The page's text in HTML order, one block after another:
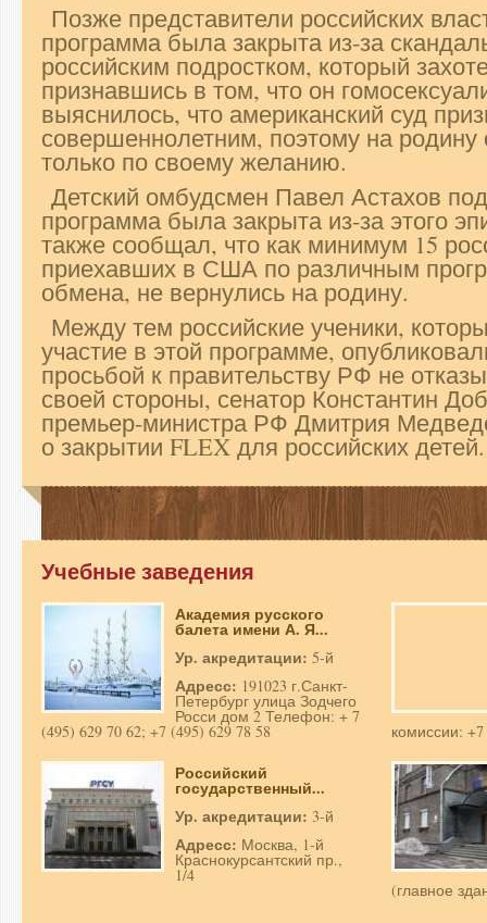
Позже представители российских
программа была закрыта из-за
российским подростком, который
признавшись в том, что он
выяснилось, что американский суд
совершеннолетним, поэтому на родину
только по своему желанию.
Детский омбудсмен Павел Астахов
программа была закрыта из-за этого
также сообщал, что как минимум 15
приехавших в США по различным
обмена, не вернулись на родину.
Между тем российские ученики,
участие в этой программе,
просьбой к правительству РФ не
своей стороны, сенатор Константин
премьер-министра РФ Дмитрия
о закрытии FLEX для российских детей.
Учебные заведения
Академия русского
балета имени А. Я...
Ур. акредитации: 5-й
Адресс: 191023 г.Санкт-
Петербург улица Зодчего
Росси дом 2 Телефон: + 7
(495) 629 70 62; +7 (495) 629 78 58 комиссии:
Российский
государственный...
Ур. акредитации: 3-й
Адресс: Москва, 1-й
Краснокурсантский пр.,
1/4
(главное